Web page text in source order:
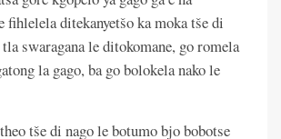
fihlelela ditekanyetšo ka moka tše di
tla swaragana le ditokomane, go romela
la gago, ba go bolokela nako le
tše di nago le botumo bjo bobotse